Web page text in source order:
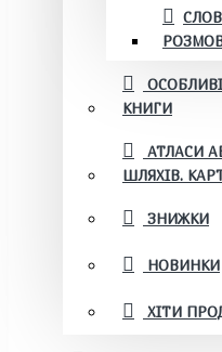
КНИГИ
АТЛАСИ
ШЛЯХІВ.
ЗНИЖКИ
НОВИНКИ
ХІТИ